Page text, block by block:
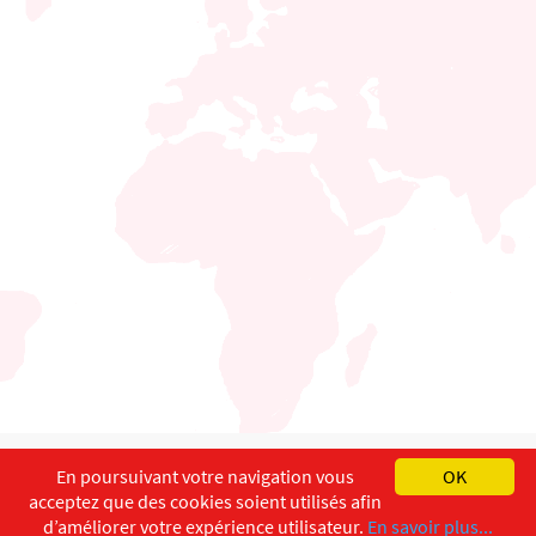
English Français
Copyright ©ISEC-AdW Impressum
OK
En poursuivant votre navigation vous
acceptez que des cookies soient utilisés afin
d’améliorer votre expérience utilisateur. En savoir plus...